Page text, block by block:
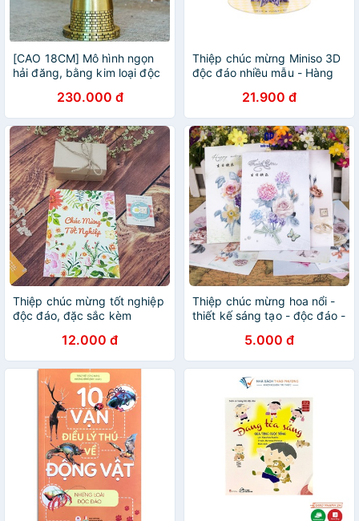
[CAO 18CM] Mô hình ngọn
hải đăng, bằng kim loại độc
230.000 đ
Thiệp chúc mừng Miniso 3D
độc đáo nhiều mẫu - Hàng
21.900 đ
Thiệp chúc mừng tốt nghiệp
độc đáo, đặc sắc kèm
12.000 đ
Thiệp chúc mừng hoa nổi -
thiết kế sáng tạo - độc đáo -
5.000 đ